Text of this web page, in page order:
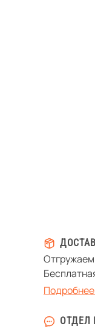
Отгружаем
ОТДЕЛ